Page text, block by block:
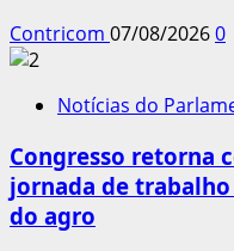
Contricom 07/08/20260
Notícias do
Congresso retorna
jornada de
do agro